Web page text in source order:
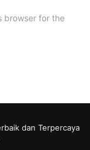
browser for the
dan Terpercaya